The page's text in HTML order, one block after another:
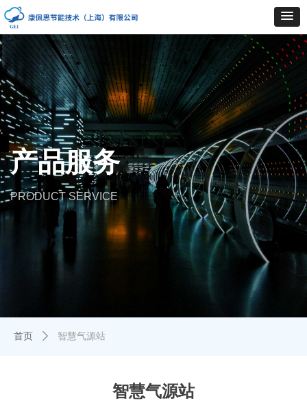
智慧气源站
产品服务
PRODUCT SERVICE
首页 ꄲ 智慧气源站